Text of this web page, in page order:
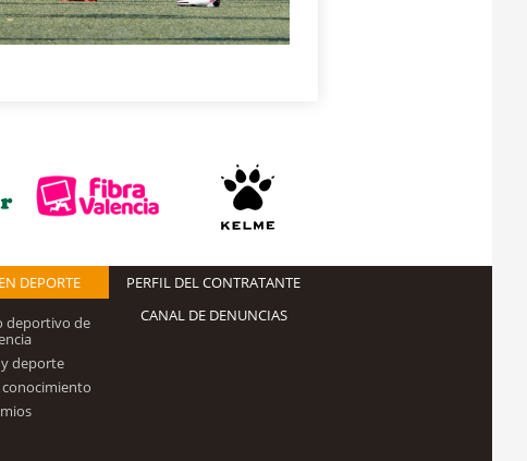
DEPORTE
deportivo de
deporte
conocimiento
PERFIL DEL CONTRATANTE
CANAL DE DENUNCIAS